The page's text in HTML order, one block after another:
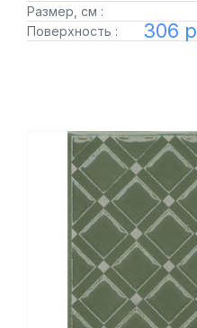
Размер, см :
Поверхность :
306